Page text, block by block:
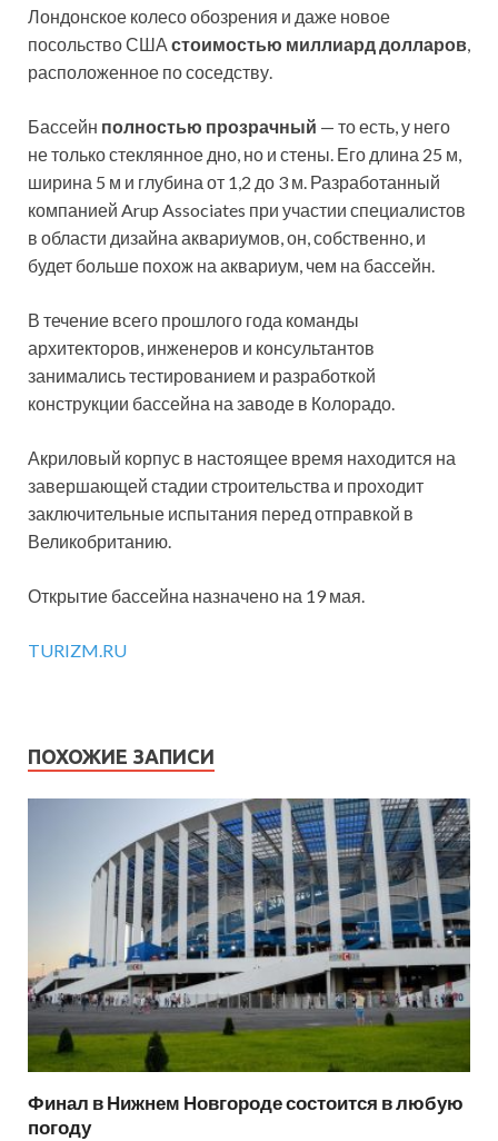
Лондонское колесо обозрения и даже новое
посольство США стоимостью миллиард долларов,
расположенное по соседству.
Бассейн полностью прозрачный — то есть, у него
не только стеклянное дно, но и стены. Его длина 25 м,
ширина 5 м и глубина от 1,2 до 3 м. Разработанный
компанией Arup Associates при участии специалистов
в области дизайна аквариумов, он, собственно, и
будет больше похож на аквариум, чем на бассейн.
В течение всего прошлого года команды
архитекторов, инженеров и консультантов
занимались тестированием и разработкой
конструкции бассейна на заводе в Колорадо.
Акриловый корпус в настоящее время находится на
завершающей стадии строительства и проходит
заключительные испытания перед отправкой в
Великобританию.
Открытие бассейна назначено на 19 мая.
TURIZM.RU
ПОХОЖИЕ ЗАПИСИ
Финал в Нижнем Новгороде состоится в любую
погоду